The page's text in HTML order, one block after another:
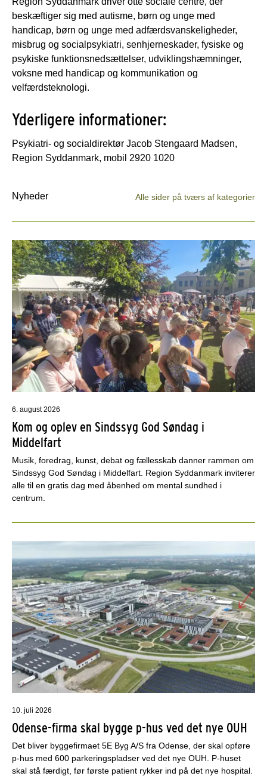
beskæftiger sig med autisme, børn og unge med
handicap, børn og unge med adfærdsvanskeligheder,
misbrug og socialpsykiatri, senhjerneskader, fysiske og
psykiske funktionsnedsættelser, udviklingshæmninger,
voksne med handicap og kommunikation og
velfærdsteknologi.
Yderligere informationer:
Psykiatri- og socialdirektør Jacob Stengaard Madsen,
Region Syddanmark, mobil 2920 1020
Nyheder Alle sider på tværs af kategorier
6. august 2026
Kom og oplev en Sindssyg God Søndag i
Middelfart
Musik, foredrag, kunst, debat og fællesskab danner rammen om
Sindssyg God Søndag i Middelfart. Region Syddanmark inviterer
alle til en gratis dag med åbenhed om mental sundhed i
centrum.
10. juli 2026
Odense-firma skal bygge p-hus ved det nye OUH
Det bliver byggefirmaet 5E Byg A/S fra Odense, der skal opføre
p-hus med 600 parkeringspladser ved det nye OUH. P-huset
skal stå færdigt, før første patient rykker ind på det nye hospital.